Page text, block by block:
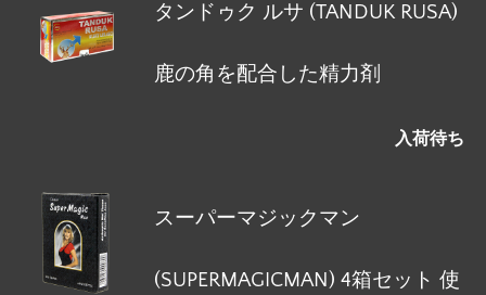
タンドゥク ルサ (TANDUK RUSA)
鹿の角を配合した精力剤
入荷待ち
スーパーマジックマン
(SUPERMAGICMAN) 4箱セット 使